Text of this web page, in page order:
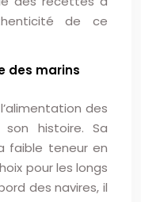
de ce
des marins
des
histoire. Sa
faible teneur en
pour les longs
des navires, il